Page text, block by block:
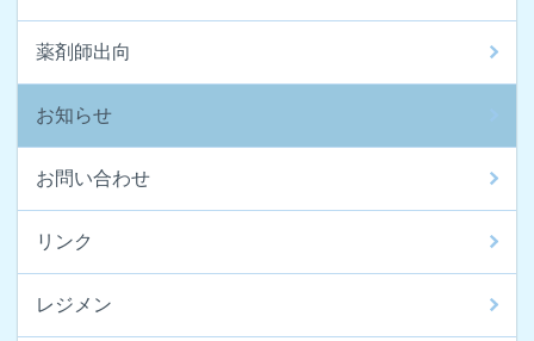
薬剤師出向
お知らせ
お問い合わせ
リンク
レジメン